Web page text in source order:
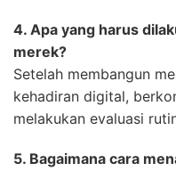
4. Apa yang harus
merek?
Setelah membangun
kehadiran digital,
melakukan evaluasi
5. Bagaimana cara